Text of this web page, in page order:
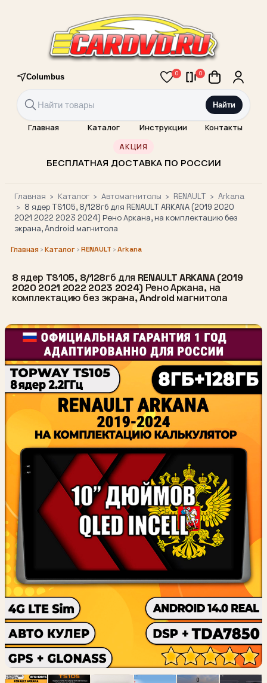
Columbus 0 0
Найти
Главная Каталог Инструкции Контакты
АКЦИЯ
БЕСПЛАТНАЯ ДОСТАВКА ПО РОССИИ
Главная › Каталог › Автомагнитолы › RENAULT › Arkana
› 8 ядер TS105, 8/128гб для RENAULT ARKANA (2019 2020
2021 2022 2023 2024) Рено Аркана, на комплектацию без
экрана, Android магнитола
Главная ›Каталог›RENAULT ›Arkana
8 ядер TS105, 8/128гб для RENAULT ARKANA (2019
2020 2021 2022 2023 2024) Рено Аркана, на
комплектацию без экрана, Android магнитола